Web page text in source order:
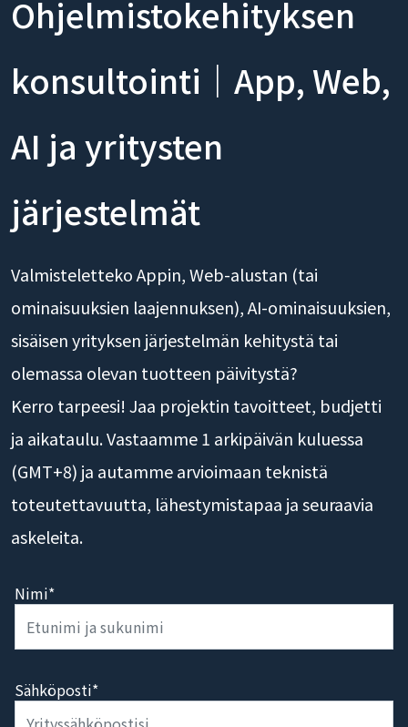
Ohjelmistokehityksen
konsultointi｜App, Web,
AI ja yritysten
järjestelmät
Valmisteletteko Appin, Web-alustan (tai
ominaisuuksien laajennuksen), AI-ominaisuuksien,
sisäisen yrityksen järjestelmän kehitystä tai
olemassa olevan tuotteen päivitystä?
Kerro tarpeesi! Jaa projektin tavoitteet, budjetti
ja aikataulu. Vastaamme 1 arkipäivän kuluessa
(GMT+8) ja autamme arvioimaan teknistä
toteutettavuutta, lähestymistapaa ja seuraavia
Nimi*
Sähköposti*